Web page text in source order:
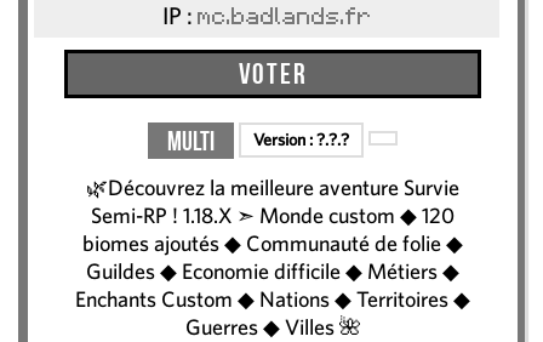
IP : mc.badlands.fr
Voter
Multi Version :?.?.?
🌿Découvrez la meilleure aventure Survie
Semi-RP ! 1.18.X ➣ Monde custom ◆ 120
biomes ajoutés ◆ Communauté de folie ◆
Guildes ◆ Economie difficile ◆ Métiers ◆
Enchants Custom ◆ Nations ◆ Territoires ◆
Guerres ◆ Villes 🌺